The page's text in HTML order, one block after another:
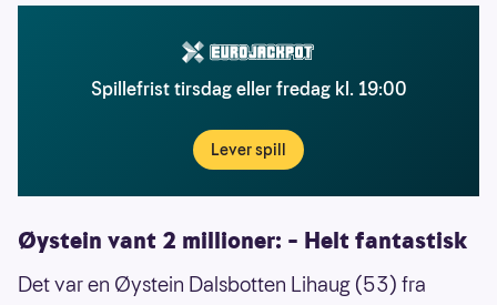
Spillefrist tirsdag eller fredag kl. 19:00
Lever spill
Øystein vant 2 millioner: – Helt fantastisk
Det var en Øystein Dalsbotten Lihaug (53) fra